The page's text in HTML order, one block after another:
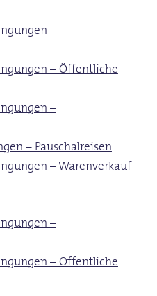
–
– Öffentliche
–
– Pauschalreisen
– Warenverkauf
–
– Öffentliche